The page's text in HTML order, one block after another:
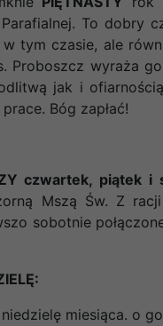
To dobry
w tym czasie, ale
Proboszcz wyraża
jak i
Bóg zapłać!
czwartek, piątek i
Mszą Św. Z
sobotnie
miesiąca. o